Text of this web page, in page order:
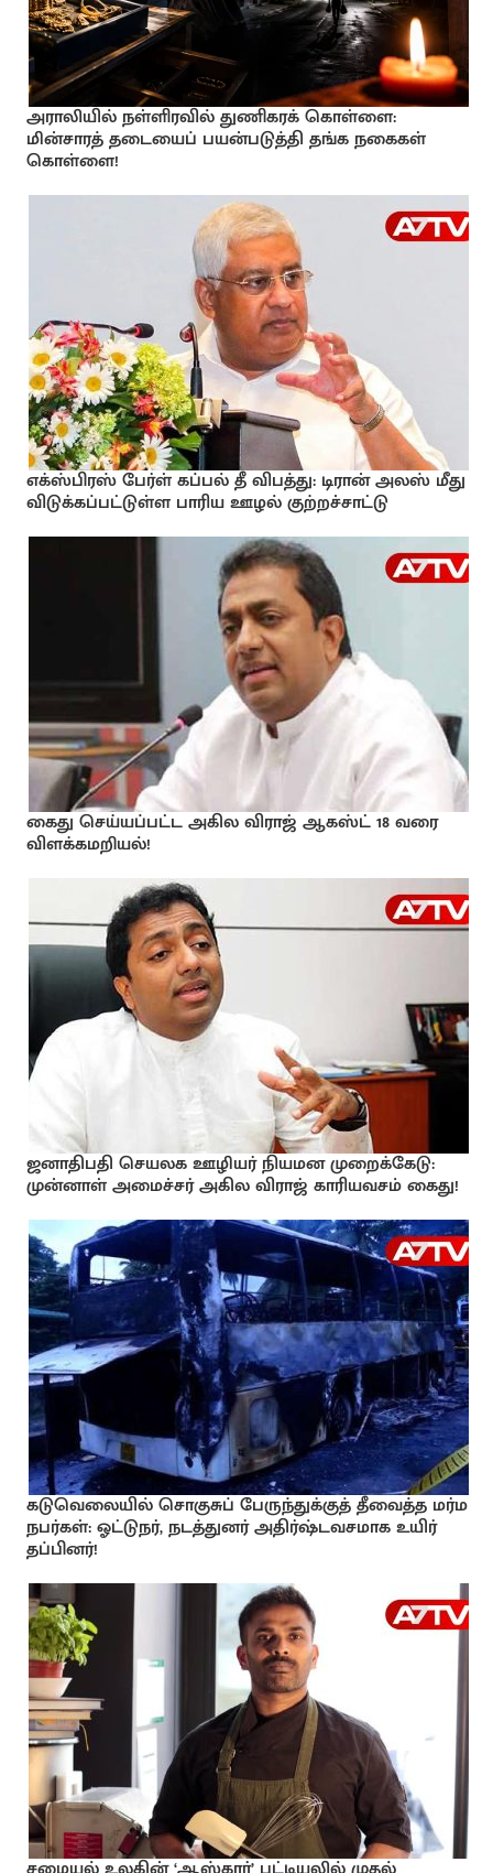
அராலியில் நள்ளிரவில் துணிகரக் கொள்ளை:
மின்சாரத் தடையைப் பயன்படுத்தி தங்க நகைகள்
கொள்ளை!
எக்ஸ்பிரஸ் பேர்ள் கப்பல் தீ விபத்து: டிரான் அலஸ் மீது
விடுக்கப்பட்டுள்ள பாரிய ஊழல் குற்றச்சாட்டு
கைது செய்யப்பட்ட அகில விராஜ் ஆகஸ்ட் 18 வரை
விளக்கமறியல்!
ஜனாதிபதி செயலக ஊழியர் நியமன முறைக்கேடு:
முன்னாள் அமைச்சர் அகில விராஜ் காரியவசம் கைது!
கடுவெலையில் சொகுசுப் பேருந்துக்குத் தீவைத்த மர்ம
நபர்கள்: ஓட்டுநர், நடத்துனர் அதிர்ஷ்டவசமாக உயிர்
தப்பினர்!